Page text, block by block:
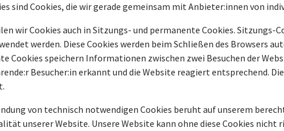
sind Cookies, die wir gerade gemeinsam mit Anbieter:innen von
wir Cookies auch in Sitzungs- und permanente Cookies.
werden. Diese Cookies werden beim Schließen des Browsers
Cookies speichern Informationen zwischen zwei Besuchen der
Besucher:in erkannt und die Website reagiert entsprechend.
von technisch notwendigen Cookies beruht auf unserem
unserer Website. Unsere Website kann ohne diese Cookies